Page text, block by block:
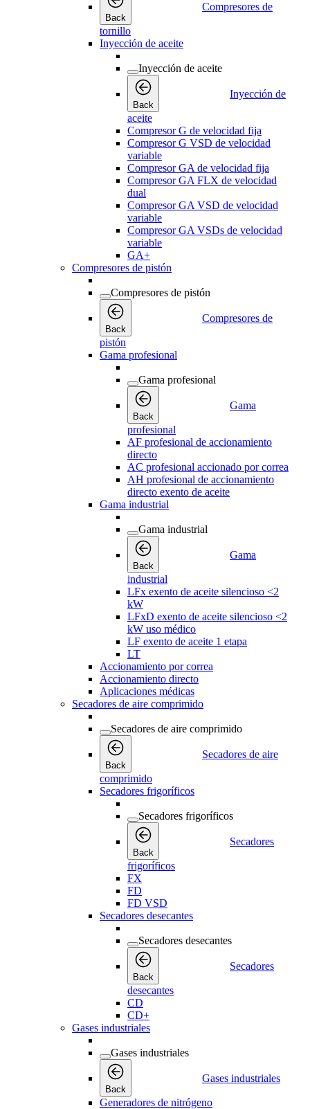
Back
Compresores de
tornillo
Inyección de aceite
Inyección de aceite
Back
Inyección de
aceite
Compresor G de velocidad fija
Compresor G VSD de velocidad
variable
Compresor GA de velocidad fija
Compresor GA FLX de velocidad
dual
Compresor GA VSD de velocidad
variable
Compresor GA VSDs de velocidad
variable
GA+
Compresores de pistón
Compresores de pistón
Back
Compresores de
pistón
Gama profesional
Gama profesional
Back
Gama
profesional
AF profesional de accionamiento
directo
AC profesional accionado por correa
AH profesional de accionamiento
directo exento de aceite
Gama industrial
Gama industrial
Back
Gama
industrial
LFx exento de aceite silencioso <2
kW
LFxD exento de aceite silencioso <2
kW uso médico
LF exento de aceite 1 etapa
LT
Accionamiento por correa
Accionamiento directo
Aplicaciones médicas
Secadores de aire comprimido
Secadores de aire comprimido
Back
Secadores de aire
comprimido
Secadores frigoríficos
Secadores frigoríficos
Back
Secadores
frigoríficos
FX
FD
FD VSD
Secadores desecantes
Secadores desecantes
Back
Secadores
desecantes
CD
CD+
Gases industriales
Gases industriales
Back
Gases industriales
Generadores de nitrógeno